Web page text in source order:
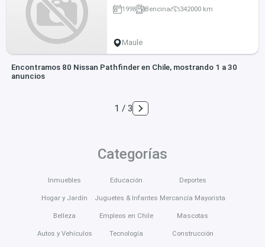
1998 Bencina 342000 km
Maule
Encontramos 80 Nissan Pathfinder en Chile, mostrando 1 a 30
anuncios
1 / 3
Categorías
Inmuebles
Hogar y Jardín
Belleza
Autos y Vehículos
Educación
Juguetes & Infantes
Empleos en Chile
Tecnología
Deportes
Mercancía Mayorista
Mascotas
Construcción